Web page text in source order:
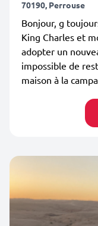
70190, Perrouse
Bonjour, g
King Charles et
adopter un
impossible de
maison à la